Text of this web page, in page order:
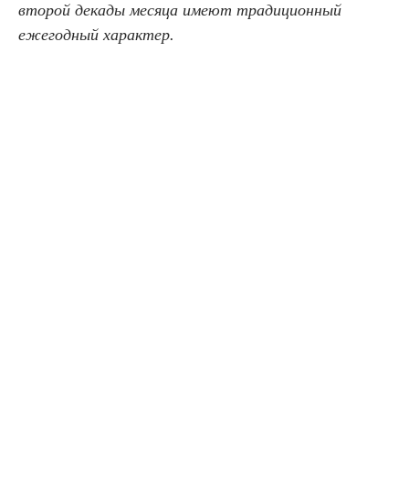
второй декады месяца имеют традиционный
ежегодный характер.